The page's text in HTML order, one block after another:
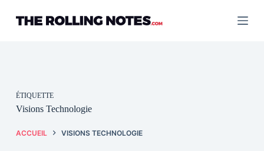
contenu
ÉTIQUETTE
Visions Technologie
ACCUEIL VISIONS TECHNOLOGIE